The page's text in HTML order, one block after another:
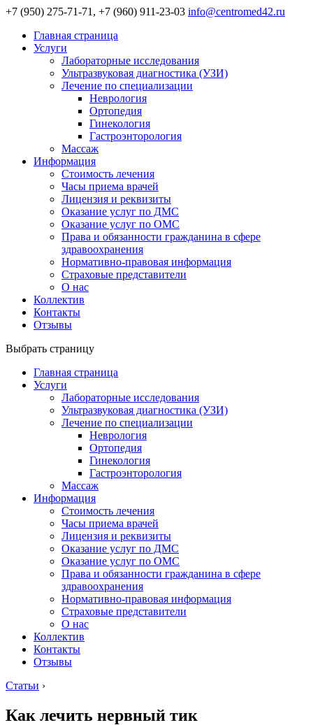
+7 (950) 275-71-71, +7 (960) 911-23-03 info@centromed42.ru
Главная страница
Услуги
Лабораторные исследования
Ультразвуковая диагностика (УЗИ)
Лечение по специализации
Неврология
Ортопедия
Гинекология
Гастроэнторология
Массаж
Информация
Стоимость лечения
Часы приема врачей
Лицензия и реквизиты
Оказание услуг по ДМС
Оказание услуг по ОМС
Права и обязанности гражданина в сфере
здравоохранения
Нормативно-правовая информация
Страховые представители
О нас
Коллектив
Контакты
Отзывы
Выбрать страницу
Главная страница
Услуги
Лабораторные исследования
Ультразвуковая диагностика (УЗИ)
Лечение по специализации
Неврология
Ортопедия
Гинекология
Гастроэнторология
Массаж
Информация
Стоимость лечения
Часы приема врачей
Лицензия и реквизиты
Оказание услуг по ДМС
Оказание услуг по ОМС
Права и обязанности гражданина в сфере
здравоохранения
Нормативно-правовая информация
Страховые представители
О нас
Коллектив
Контакты
Отзывы
Статьи ›
Как лечить нервный тик